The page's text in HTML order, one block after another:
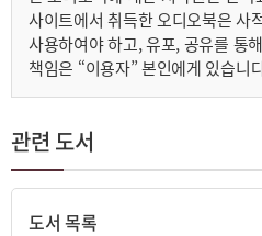
중년용순 // (안으로 들어가며)
어라!
김국자 // 김국자도 왔어라.
(시골집 방문 여는 소리)
최소심 // (문 열고 나오며) 아
가?
다같이 // 안녕하시지라?
사이트에서 취득한 오디오북은 사
사용하여야 하고, 유포, 공유를 통
책임은 “이용자” 본인에게 있습니
관련 도서
도서 목록